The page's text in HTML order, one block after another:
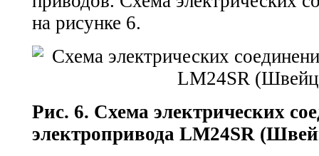
на рисунке 6.
Рис. 6. Схема электрических
электропривода LM24SR